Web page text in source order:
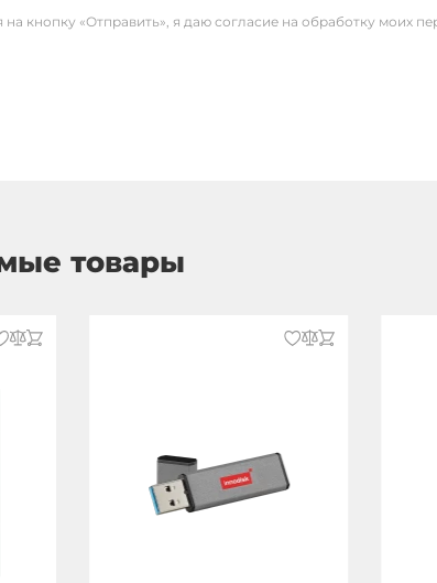
кнопку «Отправить», я даю согласие на обработку моих
товары